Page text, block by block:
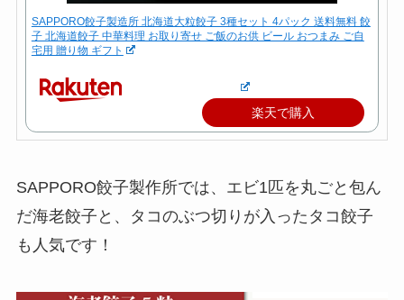
SAPPORO餃子製造所 北海道大粒餃子 3種セット 4パック 送料無料 餃
子 北海道餃子 中華料理 お取り寄せ ご飯のお供 ビール おつまみ ご自
宅用 贈り物 ギフト
楽天で購入
SAPPORO餃子製作所では、エビ1匹を丸ごと包ん
だ海老餃子と、タコのぶつ切りが入ったタコ餃子
も人気です！